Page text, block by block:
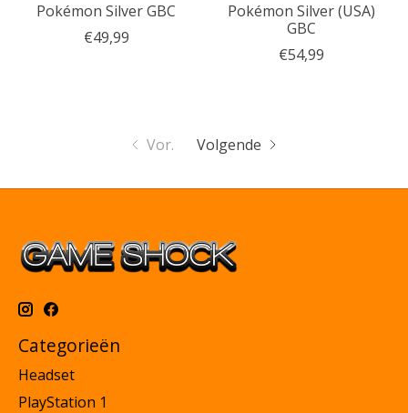
Pokémon Silver GBC
€49,99
Pokémon Silver (USA)
GBC
€54,99
Vor. Volgende
Categorieën
Headset
PlayStation 1